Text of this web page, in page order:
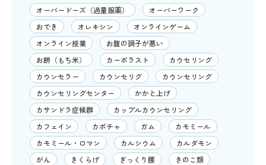
オーバードーズ（過量服薬）
オーバーワーク
おでき
オレキシン
オンラインゲーム
オンライン授業
お腹の調子が悪い
お餅（もち米）
カーボラスト
カウセリング
カウンセラー
カウンセリグ
カウンセリング
カウンセリングセンター
かかと上げ
カサンドラ症候群
カップルカウンセリング
カフェイン
カボチャ ガム
カモミール
カモミール・ロマン
カルシウム
カルダモン
がん
きくらげ ぎっくり腰
きのこ類